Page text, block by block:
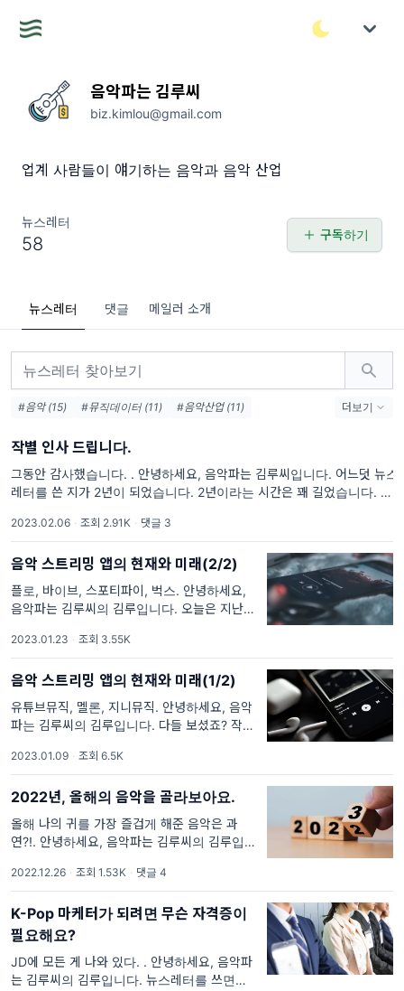
음악파는 김루씨
biz.kimlou@gmail.com
업계 사람들이 얘기하는 음악과 음악 산업
뉴스레터
58 구독하기
뉴스레터 댓글 메일러 소개
#음악 (15) #뮤직데이터 (11)
#음악산업 (11)
#스포티파이 (8)
#멜론 (6)
#큐레이션 (5)
#음악업계 (5) #BTS (4)
#매출 (4)
#큐레이터 (4)
더보기
작별 인사 드립니다.
그동안 감사했습니다. . 안녕하세요, 음악파는 김루씨입니다. 어느덧 뉴스
레터를 쓴 지가 2년이 되었습니다. 2년이라는 시간은 꽤 길었습니다. 그동
2023.02.06 · 조회 2.91K · 댓글 3
음악 스트리밍 앱의 현재와 미래(2/2)
플로, 바이브, 스포티파이, 벅스. 안녕하세요,
음악파는 김루씨의 김루입니다. 오늘은 지난번
앱에 관한 이야기로 바로 들어가겠습니다! **
참고 : 음악 스트리밍 앱의 현재
2023.01.23 · 조회 3.55K
음악 스트리밍 앱의 현재와 미래(1/2)
유튜브뮤직, 멜론, 지니뮤직. 안녕하세요, 음악
파는 김루씨의 김루입니다. 다들 보셨죠? 작년
이 멜론을 제치고 대한민국 음악 스트리밍 앱
이용자 1위를 기록했다
2023.01.09 · 조회 6.5K
2022년, 올해의 음악을 골라보아요.
올해 나의 귀를 가장 즐겁게 해준 음악은 과
연?!. 안녕하세요, 음악파는 김루씨의 김루입니
가요? 사회적 거리두기가 많이 완화되고 처음
맞이하는 연말인지라 저는 그 어느 때보다 많
2022.12.26 · 조회 1.53K · 댓글 4
K-Pop 마케터가 되려면 무슨 자격증이
필요해요?
JD에 모든 게 나와 있다. . 안녕하세요, 음악파
는 김루씨의 김루입니다. 뉴스레터를 쓰면서 가